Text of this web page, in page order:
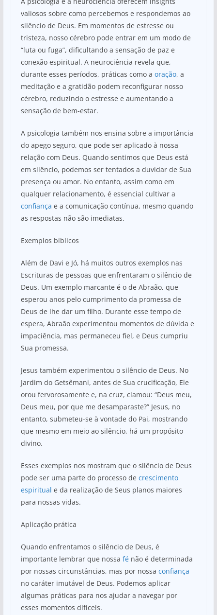
valiosos sobre como percebemos e respondemos ao
silêncio de Deus. Em momentos de estresse ou
tristeza, nosso cérebro pode entrar em um modo de
“luta ou fuga”, dificultando a sensação de paz e
conexão espiritual. A neurociência revela que,
durante esses períodos, práticas como a oração, a
meditação e a gratidão podem reconfigurar nosso
cérebro, reduzindo o estresse e aumentando a
sensação de bem-estar.
A psicologia também nos ensina sobre a importância
do apego seguro, que pode ser aplicado à nossa
relação com Deus. Quando sentimos que Deus está
em silêncio, podemos ser tentados a duvidar de Sua
presença ou amor. No entanto, assim como em
qualquer relacionamento, é essencial cultivar a
confiança e a comunicação contínua, mesmo quando
as respostas não são imediatas.
Exemplos bíblicos
Além de Davi e Jó, há muitos outros exemplos nas
Escrituras de pessoas que enfrentaram o silêncio de
Deus. Um exemplo marcante é o de Abraão, que
esperou anos pelo cumprimento da promessa de
Deus de lhe dar um filho. Durante esse tempo de
espera, Abraão experimentou momentos de dúvida e
impaciência, mas permaneceu fiel, e Deus cumpriu
Sua promessa.
Jesus também experimentou o silêncio de Deus. No
Jardim do Getsêmani, antes de Sua crucificação, Ele
orou fervorosamente e, na cruz, clamou: “Deus meu,
Deus meu, por que me desamparaste?” Jesus, no
entanto, submeteu-se à vontade do Pai, mostrando
que mesmo em meio ao silêncio, há um propósito
divino.
Esses exemplos nos mostram que o silêncio de Deus
pode ser uma parte do processo de crescimento
espiritual e da realização de Seus planos maiores
para nossas vidas.
Aplicação prática
Quando enfrentamos o silêncio de Deus, é
importante lembrar que nossa fénão é determinada
por nossas circunstâncias, mas por nossa confiança
no caráter imutável de Deus. Podemos aplicar
algumas práticas para nos ajudar a navegar por
esses momentos difíceis.